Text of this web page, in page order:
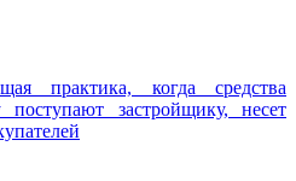
практика, когда средства
поступают застройщику, несет